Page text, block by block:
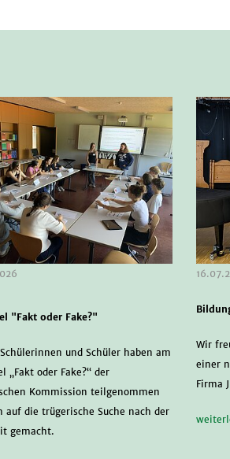
"Fakt oder Fake?"
und Schüler haben am
„Fakt oder Fake?“ der
Kommission teilgenommen
auf die trügerische Suche nach der
gemacht.
Wir
einer
Firma